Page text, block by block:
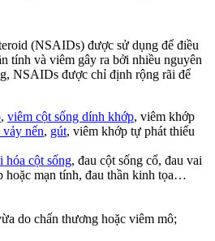
(NSAIDs) được sử dụng để điều
tính và viêm gây ra bởi nhiều nguyên
NSAIDs được chỉ định rộng rãi để
, viêm cột sống dính khớp, viêm khớp
nến, gút, viêm khớp tự phát thiếu
hóa cột sống, đau cột sống cổ, đau vai
hoặc mạn tính, đau thần kinh tọa…
do chấn thương hoặc viêm mô;